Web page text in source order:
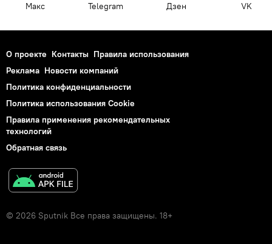
Макс Telegram Дзен VK
О проекте Контакты Правила использования
Реклама Новости компаний
Политика конфиденциальности
Политика использования Cookie
Правила применения рекомендательных
технологий
Обратная связь
© 2026 Sputnik Все права защищены. 18+